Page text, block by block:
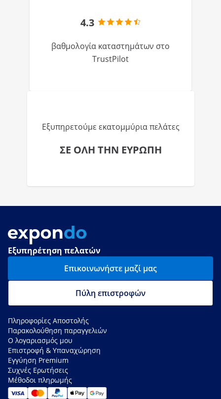
4.3
βαθμολογία καταστημάτων στο
TrustPilot
Εξυπηρετούμε εκατομμύρια πελάτες
ΣΕ ΟΛΗ ΤΗΝ ΕΥΡΩΠΗ
Εξυπηρέτηση πελατών
Επικοινωνήστε μαζί μας
Πύλη επιστροφών
Πληροφορίες Αποστολής
Παρακολούθηση παραγγελιών
Ο λογαριασμός μου
Επιστροφή & Υπαναχώρηση
Εγγύηση Premium
Συχνές Ερωτήσεις
Μέθοδοι πληρωμής